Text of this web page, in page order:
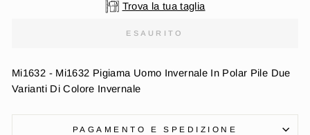
Trova la tua taglia
ESAURITO
Mi1632 - Mi1632 Pigiama Uomo Invernale In Polar Pile Due
Varianti Di Colore Invernale
PAGAMENTO E SPEDIZIONE